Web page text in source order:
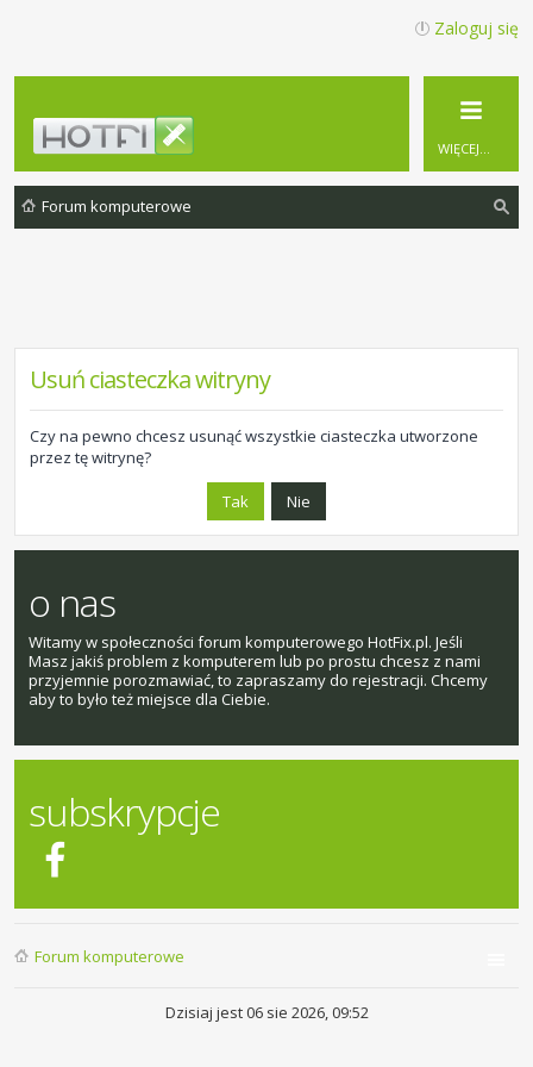
Zaloguj się
WIĘCEJ…
Forum komputerowe
Usuń ciasteczka witryny
Czy na pewno chcesz usunąć wszystkie ciasteczka utworzone
przez tę witrynę?
o nas
Witamy w społeczności forum komputerowego HotFix.pl. Jeśli
Masz jakiś problem z komputerem lub po prostu chcesz z nami
przyjemnie porozmawiać, to zapraszamy do rejestracji. Chcemy
aby to było też miejsce dla Ciebie.
subskrypcje
Forum komputerowe
Dzisiaj jest 06 sie 2026, 09:52